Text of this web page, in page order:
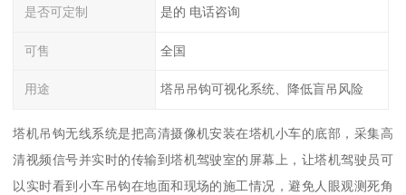
是否可定制 是的 电话咨询
可售 全国
用途 塔吊吊钩可视化系统、降低盲吊风险
塔机吊钩无线系统是把高清摄像机安装在塔机小车的底部，采集高
清视频信号并实时的传输到塔机驾驶室的屏幕上，让塔机驾驶员可
以实时看到小车吊钩在地面和现场的施工情况，避免人眼观测死角